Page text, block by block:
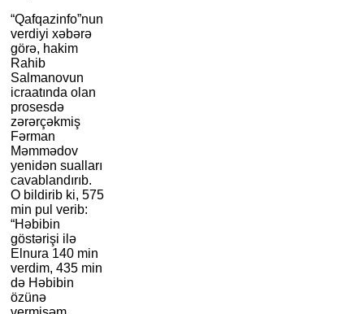
“Qafqazinfo”nun
verdiyi xəbərə
görə, hakim
Rahib
Salmanovun
icraatında olan
prosesdə
zərərçəkmiş
Fərman
Məmmədov
yenidən sualları
cavablandırıb.
O bildirib ki, 575
min pul verib:
“Həbibin
göstərişi ilə
Elnura 140 min
verdim, 435 min
də Həbibin
özünə